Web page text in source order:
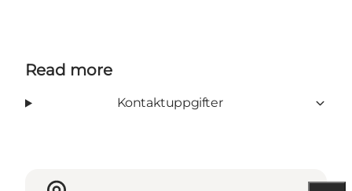
Read more
Kontaktuppgifter